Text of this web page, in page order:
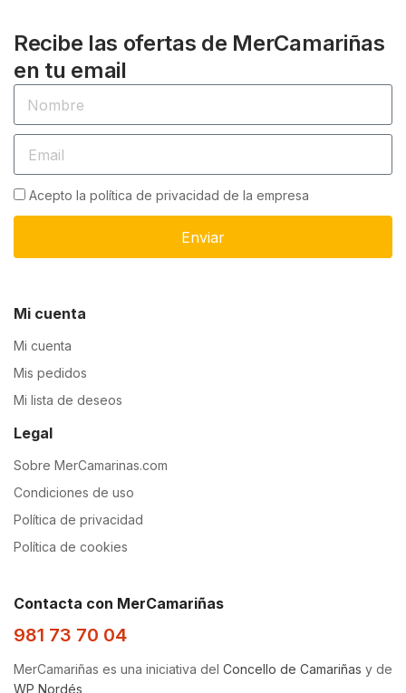
Recibe las ofertas de MerCamariñas
en tu email
Acepto la política de privacidad de la empresa
Enviar
Mi cuenta
Mi cuenta
Mis pedidos
Mi lista de deseos
Legal
Sobre MerCamarinas.com
Condiciones de uso
Política de privacidad
Política de cookies
Contacta con MerCamariñas
981 73 70 04
MerCamariñas es una iniciativa del Concello de Camariñas y de
WP Nordés